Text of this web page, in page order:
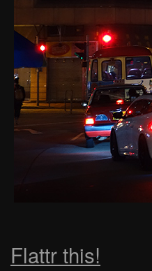
Flattr this!